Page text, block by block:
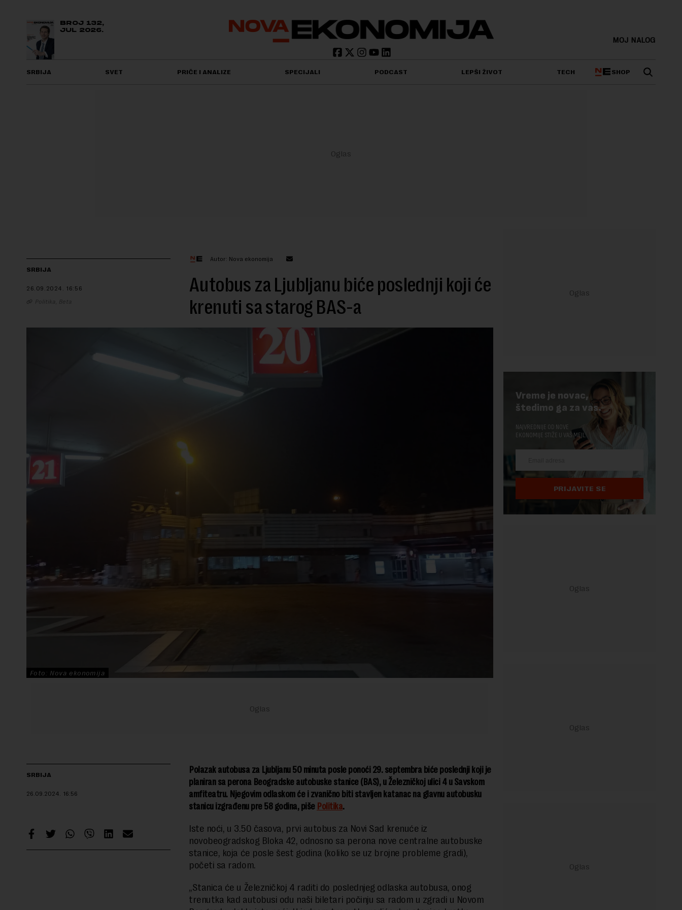
BROJ 132,
JUL 2026.
MOJ NALOG
SRBIJA SVET PRIČE I ANALIZE SPECIJALI PODCAST LEPŠI ŽIVOT TECH SHOP
SRBIJA
26.09.2024. 16:56
Politika, Beta
Autor: Nova ekonomija
Autobus za Ljubljanu biće poslednji koji će
krenuti sa starog BAS-a
Foto: Nova ekonomija
SRBIJA
26.09.2024. 16:56
Polazak autobusa za Ljubljanu 50 minuta posle ponoći 29. septembra biće poslednji koji je
planiran sa perona Beogradske autobuske stanice (BAS), u Železničkoj ulici 4 u Savskom
amfiteatru. Njegovim odlaskom će i zvanično biti stavljen katanac na glavnu autobusku
stanicu izgrađenu pre 58 godina, piše Politika.
Iste noći, u 3.50 časova, prvi autobus za Novi Sad krenuće iz
novobeogradskog Bloka 42, odnosno sa perona nove centralne autobuske
stanice, koja će posle šest godina (koliko se uz brojne probleme gradi),
početi sa radom.
„Stanica će u Železničkoj 4 raditi do poslednjeg odlaska autobusa, onog
trenutka kad autobusi odu naši biletari počinju sa radom u zgradi u Novom
Vreme je novac,
štedimo ga za vas.
NAJVREDNIJE OD NOVE
EKONOMIJE STIŽE U VAŠ MEJL.
PRIJAVITE SE